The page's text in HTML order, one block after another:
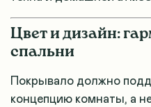
Цвет и дизайн:
спальни
Покрывало должно
концепцию комнаты, а